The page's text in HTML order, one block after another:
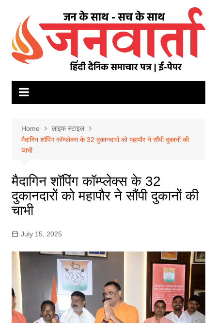
content
Home
लाइफ स्टाइल
मैदागिन शॉपिंग कॉम्प्लेक्स के 32 दुकानदारों को महापौर ने सौंपी दुकानों की
चाभी
मैदागिन शॉपिंग कॉम्प्लेक्स के 32
दुकानदारों को महापौर ने सौंपी दुकानों की
चाभी
July 15, 2025